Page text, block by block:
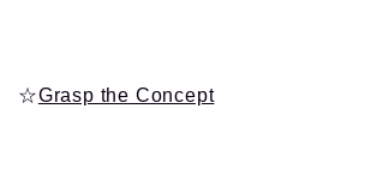
☆Grasp the Concept